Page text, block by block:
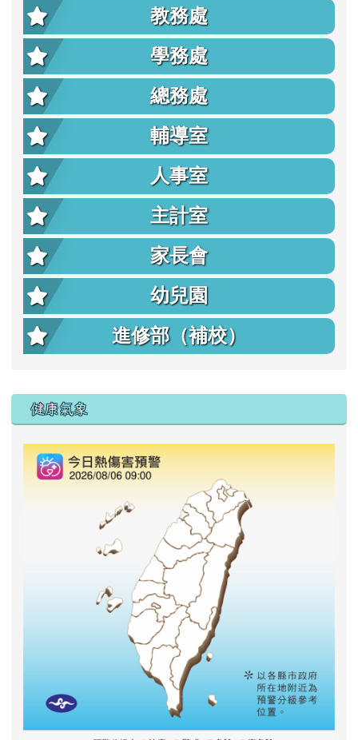
教務處
學務處
總務處
輔導室
人事室
主計室
家長會
幼兒園
進修部（補校）
右邊區域內容
健康氣象